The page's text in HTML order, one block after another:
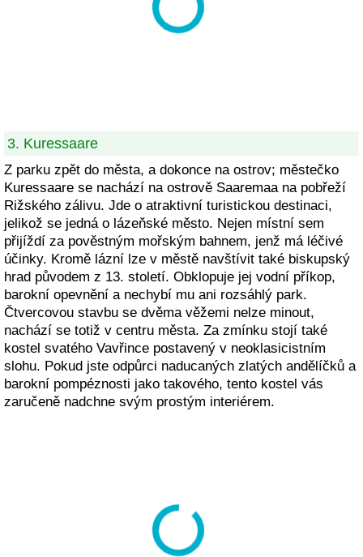
3. Kuressaare
Z parku zpět do města, a dokonce na ostrov; městečko
Kuressaare se nachází na ostrově Saaremaa na pobřeží
Rižského zálivu. Jde o atraktivní turistickou destinaci,
jelikož se jedná o lázeňské město. Nejen místní sem
přijíždí za pověstným mořským bahnem, jenž má léčivé
účinky. Kromě lázní lze v městě navštívit také biskupský
hrad původem z 13. století. Obklopuje jej vodní příkop,
barokní opevnění a nechybí mu ani rozsáhlý park.
Čtvercovou stavbu se dvěma věžemi nelze minout,
nachází se totiž v centru města. Za zmínku stojí také
kostel svatého Vavřince postavený v neoklasicistním
slohu. Pokud jste odpůrci naducaných zlatých andělíčků a
barokní pompéznosti jako takového, tento kostel vás
zaručeně nadchne svým prostým interiérem.